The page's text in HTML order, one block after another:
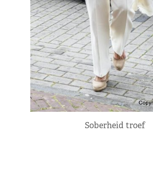
Soberheid troef